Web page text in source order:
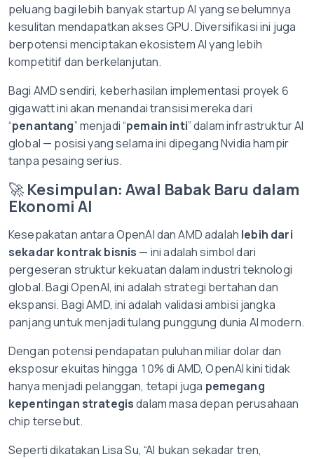
peluang bagi lebih banyak startup AI yang sebelumnya
kesulitan mendapatkan akses GPU. Diversifikasi ini juga
berpotensi menciptakan ekosistem AI yang lebih
kompetitif dan berkelanjutan.
Bagi AMD sendiri, keberhasilan implementasi proyek 6
gigawatt ini akan menandai transisi mereka dari
“penantang” menjadi “pemain inti” dalam infrastruktur AI
global — posisi yang selama ini dipegang Nvidia hampir
tanpa pesaing serius.
🚀 Kesimpulan: Awal Babak Baru dalam
Ekonomi AI
Kesepakatan antara OpenAI dan AMD adalah lebih dari
sekadar kontrak bisnis — ini adalah simbol dari
pergeseran struktur kekuatan dalam industri teknologi
global. Bagi OpenAI, ini adalah strategi bertahan dan
ekspansi. Bagi AMD, ini adalah validasi ambisi jangka
panjang untuk menjadi tulang punggung dunia AI modern.
Dengan potensi pendapatan puluhan miliar dolar dan
eksposur ekuitas hingga 10% di AMD, OpenAI kini tidak
hanya menjadi pelanggan, tetapi juga pemegang
kepentingan strategisdalam masa depan perusahaan
chip tersebut.
Seperti dikatakan Lisa Su, “AI bukan sekadar tren,